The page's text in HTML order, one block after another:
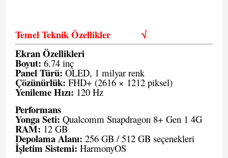
Temel Teknik Özellikler√
Ekran Özellikleri
Boyut: 6.74 inç
Panel Türü: OLED, 1 milyar renk
Çözünürlük: FHD+ (2616 × 1212 piksel)
Yenileme Hızı: 120 Hz
Performans
Yonga Seti: Qualcomm Snapdragon 8+ Gen 1 4G
RAM: 12 GB
Depolama Alanı: 256 GB / 512 GB seçenekleri
İşletim Sistemi: HarmonyOS